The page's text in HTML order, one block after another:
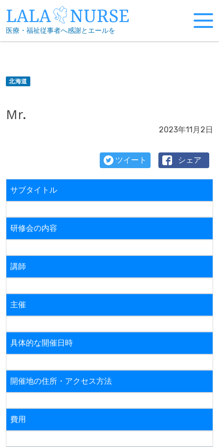
to
content
医療・福祉従事者へ感謝とエールを
北海道
Mr.
2023年11月2日
ツイート シェア
サブタイトル
研修会の内容
講師
主催
具体的な開催日時
開催地の住所・アクセス方法
費用